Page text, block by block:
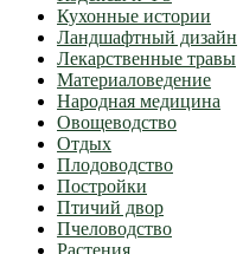
Кухонные истории
Ландшафтный дизайн
Лекарственные травы
Материаловедение
Народная медицина
Овощеводство
Отдых
Плодоводство
Постройки
Птичий двор
Пчеловодство
Растения